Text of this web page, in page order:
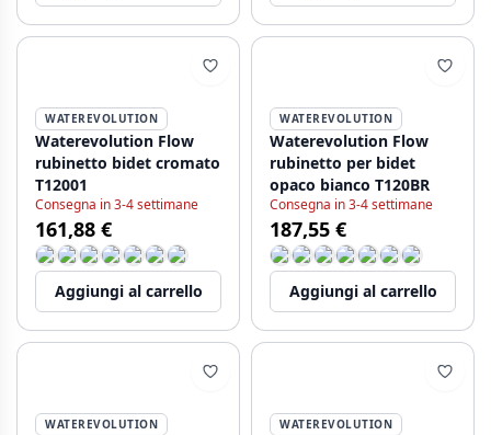
WATEREVOLUTION
Waterevolution Flow
rubinetto bidet cromato
T12001
Consegna in 3-4 settimane
161,88 €
Aggiungi al carrello
WATEREVOLUTION
Waterevolution Flow
rubinetto per bidet
opaco bianco T120BR
Consegna in 3-4 settimane
187,55 €
Aggiungi al carrello
WATEREVOLUTION WATEREVOLUTION